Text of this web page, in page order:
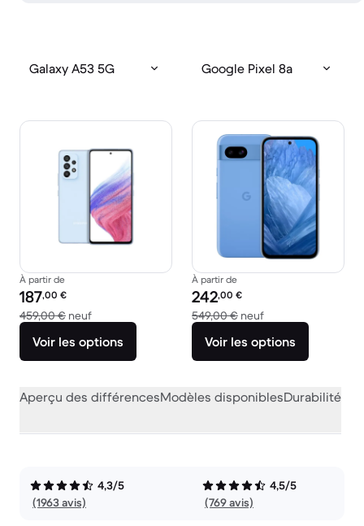
Galaxy A53 5G Google Pixel 8a
À partir de
Prix reconditionné :
187,00 €
459,00 € neufcontre 459,00 € neuf
Voir les options
À partir de
Prix reconditionné :
242,00 €
549,00 € neufcontre 549,00 €
Voir les options
Aperçu des différencesModèles disponiblesDurabilité
4,3/5
(1963 avis)
4,5/5
(769 avis)